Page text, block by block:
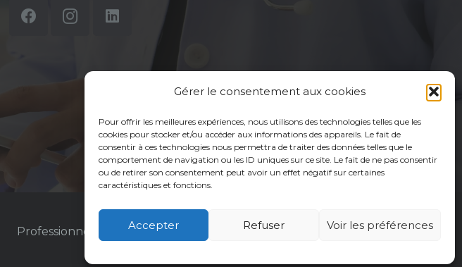
Gérer le consentement aux cookies
Pour offrir les meilleures expériences, nous utilisons des technologies telles que les
cookies pour stocker et/ou accéder aux informations des appareils. Le fait de
consentir à ces technologies nous permettra de traiter des données telles que le
comportement de navigation ou les ID uniques sur ce site. Le fait de ne pas consentir
ou de retirer son consentement peut avoir un effet négatif sur certaines
caractéristiques et fonctions.
Accepter Refuser Voir les préférences
Professionnels de santé Usagers Actualités Adhérer Contact